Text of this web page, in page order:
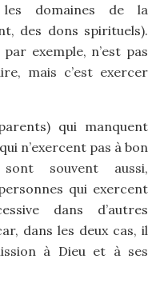
domaines de la
des dons spirituels).
exemple, n’est pas
mais c’est exercer
qui manquent
n’exercent pas à bon
souvent aussi,
qui exercent
dans d’autres
dans les deux cas, il
à Dieu et à ses